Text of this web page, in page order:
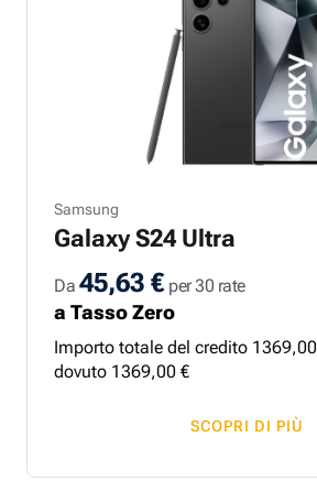
Samsung
Galaxy S24 Ultra
Da 45,63 €per 30 rate
a Tasso Zero
Importo totale del credito 1369,00
dovuto 1369,00 €
SCOPRI DI PIÙ